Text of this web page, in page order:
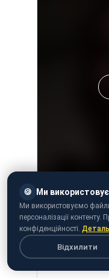
🍪 Ми
Ми використовуємо
персоналізації контенту.
конфіденційності.
Відхилити